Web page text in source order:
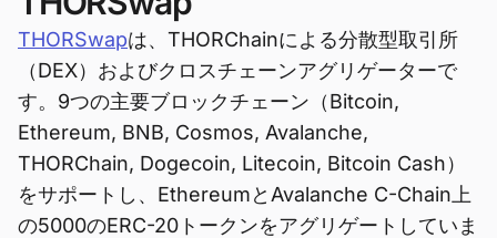
THORSwapは、THORChainによる分散型取引所
（DEX）およびクロスチェーンアグリゲーターで
す。9つの主要ブロックチェーン（Bitcoin,
Ethereum, BNB, Cosmos, Avalanche,
THORChain, Dogecoin, Litecoin, Bitcoin Cash）
をサポートし、EthereumとAvalanche C-Chain上
の5000のERC-20トークンをアグリゲートしていま